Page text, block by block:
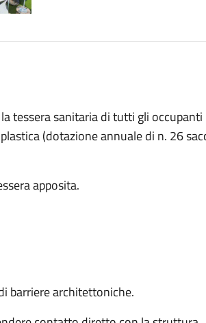
tessera sanitaria di tutti gli occupanti
(dotazione annuale di n. 26
apposita.
barriere architettoniche.